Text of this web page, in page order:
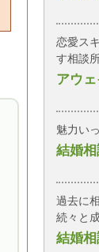
恋愛ス
す相談
アウ
魅力い
結婚
過去に
続々と
結婚